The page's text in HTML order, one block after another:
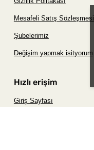
Mesafeli Satış Sözleşmesi
Şubelerimiz
Değişim yapmak isityorum
Hızlı erişim
Giriş Sayfası